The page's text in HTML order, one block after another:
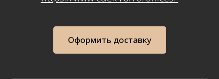
Оформить доставку